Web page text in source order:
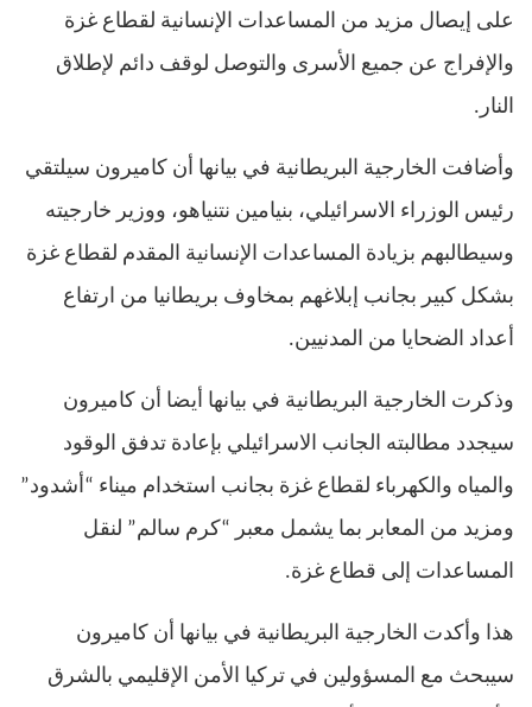
على إيصال مزيد من المساعدات الإنسانية لقطاع غزة
والإفراج عن جميع الأسرى والتوصل لوقف دائم لإطلاق
النار .
وأضافت الخارجية البريطانية في بيانها أن كاميرون سيلتقي
رئيس الوزراء الاسرائيلي، بنيامين نتنياهو، ووزير خارجيته
وسيطالبهم بزيادة المساعدات الإنسانية المقدم لقطاع غزة
بشكل كبير بجانب إبلاغهم بمخاوف بريطانيا من ارتفاع
أعداد الضحايا من المدنيين.
وذكرت الخارجية البريطانية في بيانها أيضا أن كاميرون
سيجدد مطالبته الجانب الاسرائيلي بإعادة تدفق الوقود
والمياه والكهرباء لقطاع غزة بجانب استخدام ميناء “أشدود”
ومزيد من المعابر بما يشمل معبر “كرم سالم” لنقل
المساعدات إلى قطاع غزة.
هذا وأكدت الخارجية البريطانية في بيانها أن كاميرون
سيبحث مع المسؤولين في تركيا الأمن الإقليمي بالشرق